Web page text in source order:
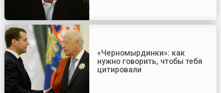
«Черномырдинки»: как
нужно говорить, чтобы тебя
цитировали